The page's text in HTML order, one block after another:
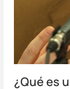
¿Qué es